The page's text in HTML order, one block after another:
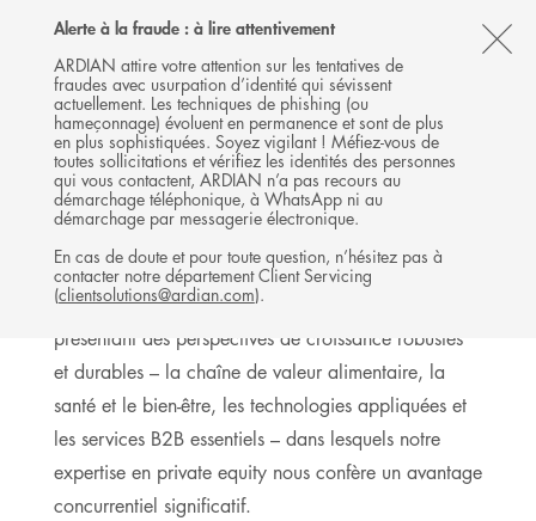
Alerte à la fraude : à lire attentivement
ARDIAN attire votre attention sur les tentatives de
fraudes avec usurpation d’identité qui sévissent
actuellement. Les techniques de phishing (ou
hameçonnage) évoluent en permanence et sont de plus
en plus sophistiquées. Soyez vigilant ! Méfiez-vous de
toutes sollicitations et vérifiez les identités des personnes
qui vous contactent, ARDIAN n’a pas recours au
démarchage téléphonique, à WhatsApp ni au
démarchage par messagerie électronique.
En cas de doute et pour toute question, n’hésitez pas à
contacter notre département Client Servicing
(clientsolutions@ardian.com).
Follow
Ardian
on
X
Follow
Ardian
on
LinkedIn
Follow
Ardian
on
YouTube
Ardian
on
Jobs
on
LinkedIn
MENU
INVESTISSEMENTS
BUYOUT
Expertise sectorielle
Nous sommes spécialisés dans quatre secteurs
présentant des perspectives de croissance robustes
et durables – la chaîne de valeur alimentaire, la
santé et le bien-être, les technologies appliquées et
les services B2B essentiels – dans lesquels notre
expertise en private equity nous confère un avantage
concurrentiel significatif.